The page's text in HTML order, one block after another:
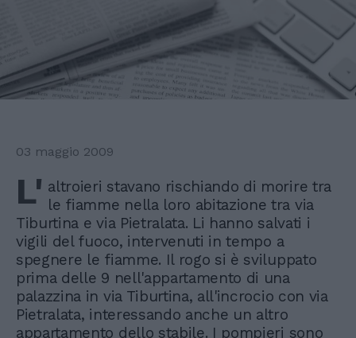
03 maggio 2009
L' altroieri stavano rischiando di morire tra
le fiamme nella loro abitazione tra via
Tiburtina e via Pietralata. Li hanno salvati i
vigili del fuoco, intervenuti in tempo a
spegnere le fiamme. Il rogo si è sviluppato
prima delle 9 nell'appartamento di una
palazzina in via Tiburtina, all'incrocio con via
Pietralata, interessando anche un altro
appartamento dello stabile. I pompieri sono